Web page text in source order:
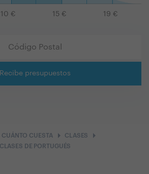
10 € 15 € 19 €
Recibe presupuestos
CUÁNTO CUESTAarrow_right CLASES arrow_right
CLASES DE PORTUGUÉS